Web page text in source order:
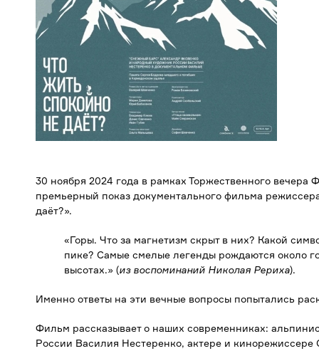
30 ноября 2024 года в рамках Торжественного
премьерный показ документального фильма
даёт?».
«Горы. Что за магнетизм скрыт в них? Какой
пике? Самые смелые легенды рождаются около
высотах.» (из воспоминаний Николая Рериха).
Именно ответы на эти вечные вопросы попытались
Фильм рассказывает о наших современниках:
России Василия Нестеренко, актере и